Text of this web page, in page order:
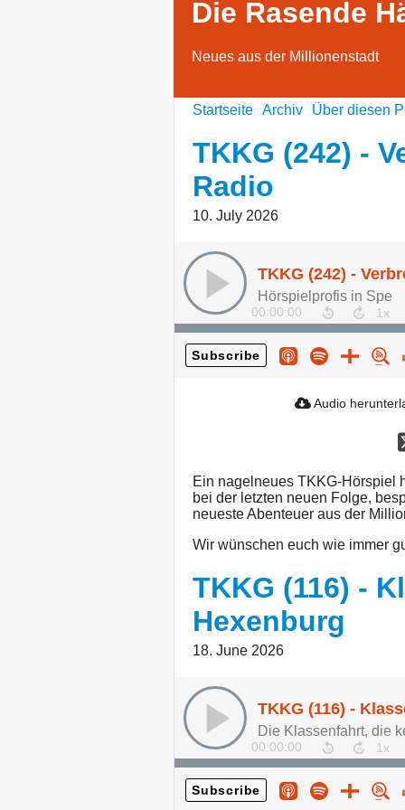
Die Rasende
Neues aus der Millionenstadt
Startseite Archiv Über diesen
TKKG (242) -
Radio
10. July 2026
TKKG (242) -
Hörspielprofis in Spe
00:00:00
Subscribe
Audio
Ein nagelneues TKKG-Hörspiel
bei der letzten neuen Folge,
neueste Abenteuer aus der
Wir wünschen euch wie immer
TKKG (116) -
Hexenburg
18. June 2026
TKKG (116) -
Die Klassenfahrt, die
00:00:00
Subscribe